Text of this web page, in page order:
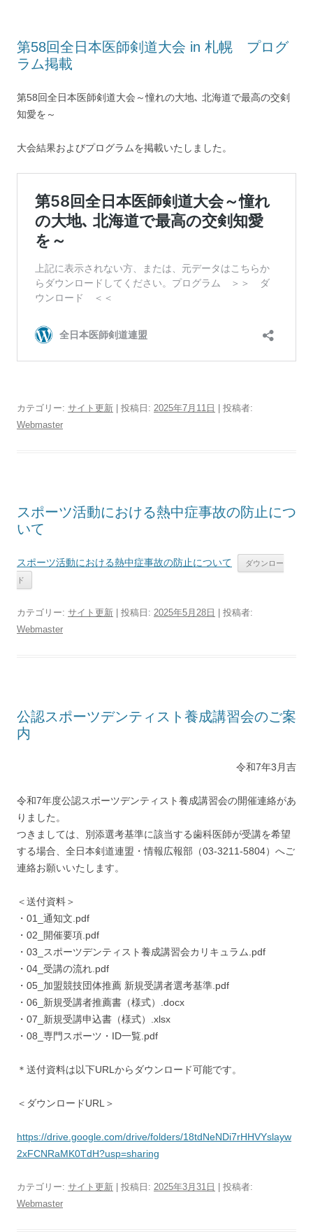
第58回全日本医師剣道大会 in 札幌 プログ
ラム掲載
第58回全日本医師剣道大会～憧れの大地､ 北海道で最高の交剣
知愛を～
大会結果およびプログラムを掲載いたしました。
カテゴリー: サイト更新 | 投稿日: 2025年7月11日
投稿者:
Webmaster
スポーツ活動における熱中症事故の防止につ
いて
スポーツ活動における熱中症事故の防止について
ダウンロー
ド
カテゴリー: サイト更新 | 投稿日: 2025年5月28日
投稿者:
Webmaster
公認スポーツデンティスト養成講習会のご案
内
令和7年3月吉
令和7年度公認スポーツデンティスト養成講習会の開催連絡があ
りました。
つきましては、別添選考基準に該当する歯科医師が受講を希望
する場合、全日本剣道連盟・情報広報部（03-3211-5804）へご
連絡お願いいたします。
＜送付資料＞
・01_通知文.pdf
・02_開催要項.pdf
・03_スポーツデンティスト養成講習会カリキュラム.pdf
・04_受講の流れ.pdf
・05_加盟競技団体推薦 新規受講者選考基準.pdf
・06_新規受講者推薦書（様式）.docx
・07_新規受講申込書（様式）.xlsx
・08_専門スポーツ・ID一覧.pdf
＊送付資料は以下URLからダウンロード可能です。
＜ダウンロードURL＞
https://drive.google.com/drive/folders/18tdNeNDi7rHHVYslayw
2xFCNRaMK0TdH?usp=sharing
カテゴリー: サイト更新 | 投稿日: 2025年3月31日
投稿者:
Webmaster